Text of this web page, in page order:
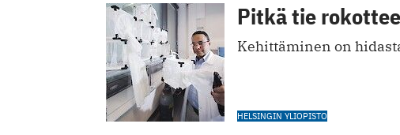
Pitkä tie
Kehittäminen on
HELSINGIN YLIOPISTO